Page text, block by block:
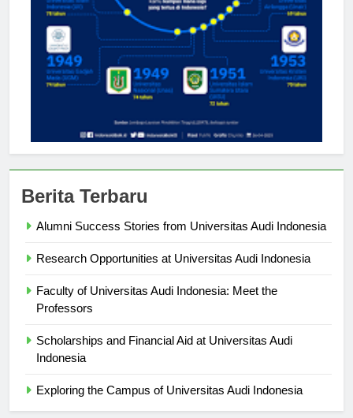
Faculty of Universitas Audi Indonesia: Meet the
Scholarships and Financial Aid at Universitas Audi